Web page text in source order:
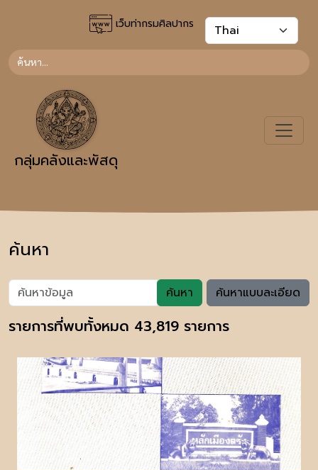
เว็บท่ากรมศิลปากร
กลุ่มคลังและพัสดุ
ค้นหา
ค้นหา ค้นหาแบบละเอียด
รายการที่พบทั้งหมด 43,819 รายการ